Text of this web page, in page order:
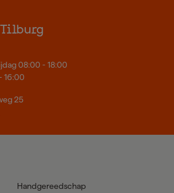
08:00 - 18:00
16:00
25
Handgereedschap